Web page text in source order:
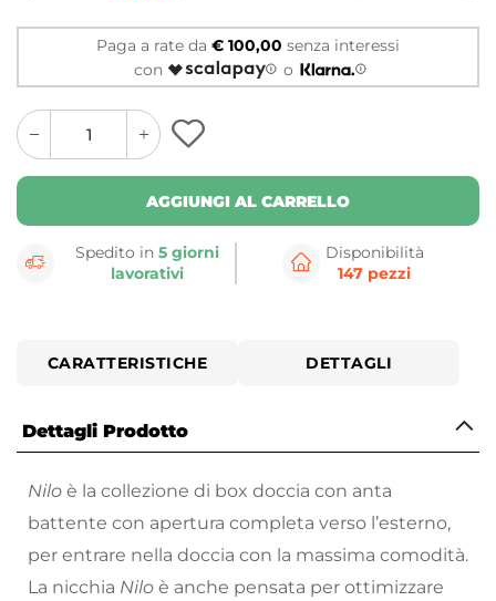
Paga a rate da € 100,00 senza interessi
con
o
quantity
button
quantity
minus
button
AGGIUNGI AL CARRELLO
Spedito in5 giorni
lavorativi
Disponibilità
147 pezzi
CARATTERISTICHE DETTAGLI
Dettagli Prodotto
Nilo è la collezione di box doccia con anta
battente con apertura completa verso l’esterno,
per entrare nella doccia con la massima comodità.
La nicchia Nilo è anche pensata per ottimizzare